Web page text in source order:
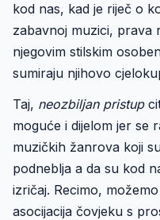
kod nas, kad je riječ o
zabavnoj muzici, prava
njegovim stilskim
sumiraju njihovo
Taj, neozbiljan pristup
moguće i dijelom jer se
muzičkih žanrova koji
podneblja a da su kod
izričaj. Recimo,
asocijacija čovjeku s